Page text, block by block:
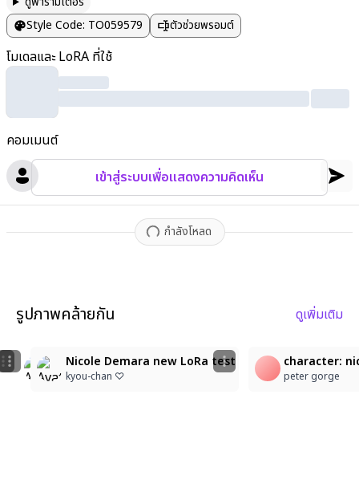
คอมเมนต์
เข้าสู่ระบบเพื่อแสดงความคิดเห็น
กำลังโหลด
evealing cleavage
r-trimmed black shorts,
and a single torn black thighhigh. She
holds a disposable cup with a drinking straw
with one eye closed and open mouth in a
and gripping the cup near her chest with a heart pendant visibl
e. amillion_(zenless_zone_zero) charm dangles from her jacke
t. Intricate details include fabric textures
highs,liquid droplets on the straw
d clothing folds,precise ribbon patterns,and glossy highlights
on hair and eyes. Soft warm lighting,vibrant yellow tones
che
erful and flirty atmosphere.
Style Code: TO059579 ตัวช่วยพรอมต์
โมเดลและ LoRA ที่ใช้
รูปภาพคล้ายกัน ดูเพิ่มเติม
𝒩𝒾𝒸ℴ𝓁ℯ 𝒟ℯ𝓂𝒶𝓇𝒶 ❀✿
𝙿𝚒𝚡𝚒𝚎𝙼𝚘𝚘𝚗 ☯︎
character: nicole_demara. A low-angle medium
Kim Sokchet
Nicole Demara new LoRa test
kyou-chan ♡
character:
peter gorge